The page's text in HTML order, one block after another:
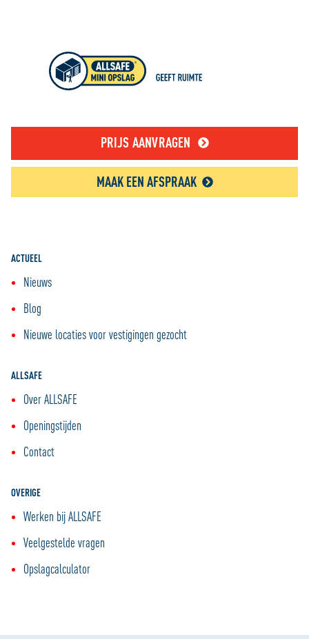
PRIJS AANVRAGEN
MAAK EEN AFSPRAAK
ACTUEEL
Nieuws
Blog
Nieuwe locaties voor vestigingen gezocht
ALLSAFE
Over ALLSAFE
Openingstijden
Contact
OVERIGE
Werken bij ALLSAFE
Veelgestelde vragen
Opslagcalculator